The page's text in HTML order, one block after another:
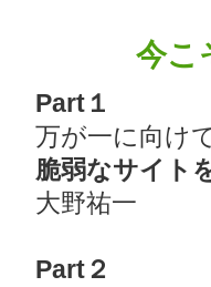
今こ
Part１
万が一に向け
脆弱なサイト
大野祐一
Part２